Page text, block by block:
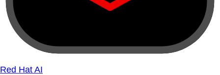
Red Hat AI